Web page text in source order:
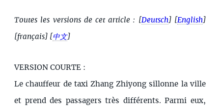
Toutes les versions de cet article : [ Deutsch] [ English]
[français] [ 中文]
VERSION COURTE :
Le chauffeur de taxi Zhang Zhiyong sillonne la ville
et prend des passagers très différents. Parmi eux,